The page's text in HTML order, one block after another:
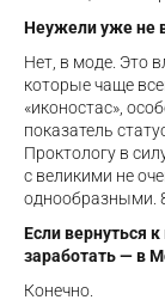
Неужели уже не
Нет, в моде. Это
которые чаще
«иконостас»,
показатель
Проктологу в
с великими не
однообразными.
Если вернуться
заработать — в
Конечно.